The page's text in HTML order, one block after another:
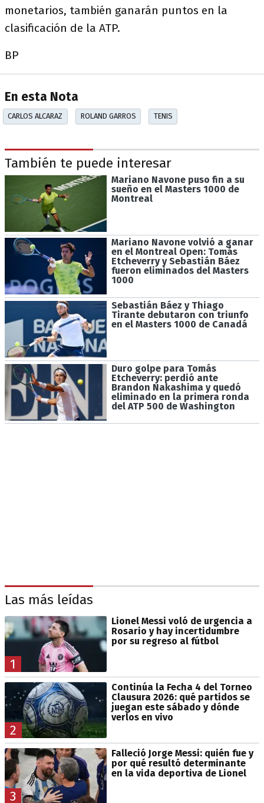
monetarios, también ganarán puntos en la
clasificación de la ATP.
BP
En esta Nota
CARLOS ALCARAZ ROLAND GARROS TENIS
También te puede interesar
Mariano Navone puso fin a su
sueño en el Masters 1000 de
Montreal
Mariano Navone volvió a ganar
en el Montreal Open: Tomás
Etcheverry y Sebastián Báez
fueron eliminados del Masters
1000
Sebastián Báez y Thiago
Tirante debutaron con triunfo
en el Masters 1000 de Canadá
Duro golpe para Tomás
Etcheverry: perdió ante
Brandon Nakashima y quedó
eliminado en la primera ronda
del ATP 500 de Washington
Las más leídas
1
Lionel Messi voló de urgencia a
Rosario y hay incertidumbre
por su regreso al fútbol
2
Continúa la Fecha 4 del Torneo
Clausura 2026: qué partidos se
juegan este sábado y dónde
verlos en vivo
3
Falleció Jorge Messi: quién fue y
por qué resultó determinante
en la vida deportiva de Lionel